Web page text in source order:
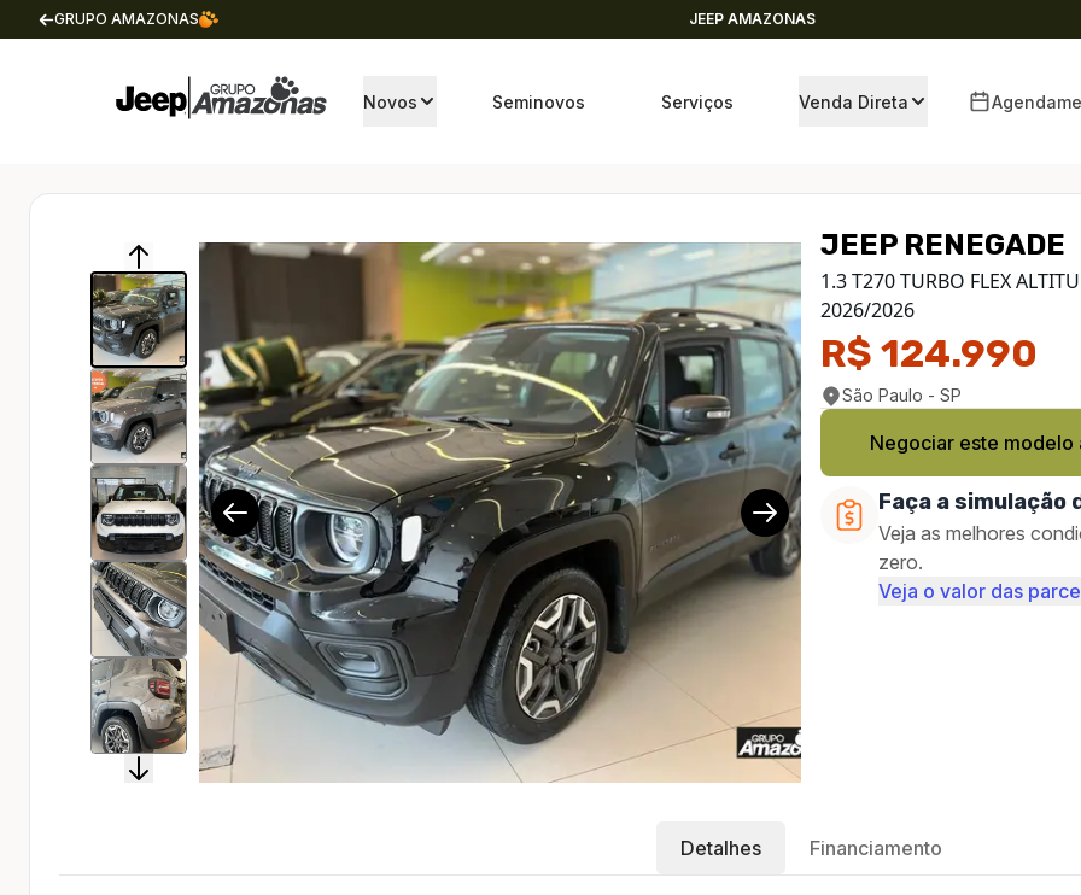
GRUPO AMAZONAS JEEP AMAZONAS
Novos Seminovos Serviços Venda Direta
1/17
JEEP RENEGADE
1.3 T270 TURBO FLEX
2026/2026
R$ 124.990
São Paulo - SP
Negociar este modelo
Faça a simulação
Veja as melhores
zero.
Veja o valor das
Detalhes Financiamento